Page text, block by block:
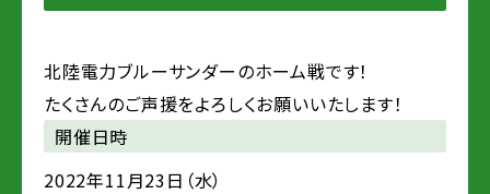
北陸電力ブルーサンダーのホーム戦です！
たくさんのご声援をよろしくお願いいたします！
開催日時
2022年11月23日（水）